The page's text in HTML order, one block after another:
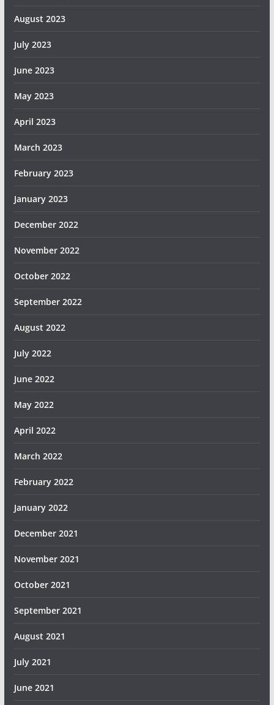
August 2023
July 2023
June 2023
May 2023
April 2023
March 2023
February 2023
January 2023
December 2022
November 2022
October 2022
September 2022
August 2022
July 2022
June 2022
May 2022
April 2022
March 2022
February 2022
January 2022
December 2021
November 2021
October 2021
September 2021
August 2021
July 2021
June 2021